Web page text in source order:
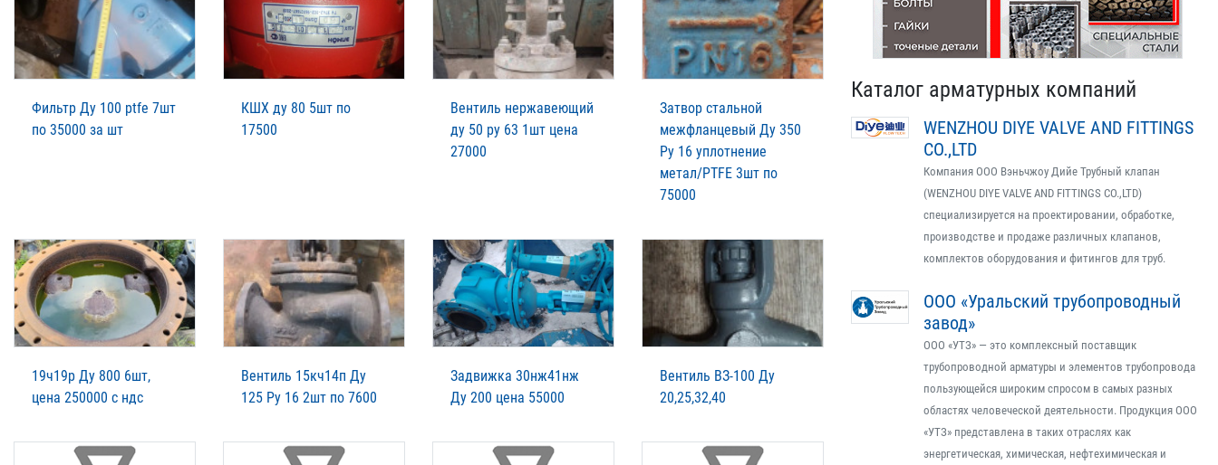
Фильтр Ду 100 ptfe 7шт
по 35000 за шт
КШХ ду 80 5шт по
17500
Вентиль нержавеющий
ду 50 ру 63 1шт цена
27000
Затвор стальной
межфланцевый Ду 350
Ру 16 уплотнение
метал/PTFE 3шт по
75000
19ч19р Ду 800 6шт,
цена 250000 с ндс
Вентиль 15кч14п Ду
125 Ру 16 2шт по 7600
Задвижка 30нж41нж
Ду 200 цена 55000
Вентиль ВЗ-100 Ду
20,25,32,40
Каталог арматурных компаний
WENZHOU DIYE VALVE AND FITTINGS
CO.,LTD
Компания ООО Вэньчжоу Дийе Трубный клапан
(WENZHOU DIYE VALVE AND FITTINGS CO.,LTD)
специализируется на проектировании, обработке,
производстве и продаже различных клапанов,
комплектов оборудования и фитингов для труб.
ООО «Уральский трубопроводный
завод»
ООО «УТЗ» — это комплексный поставщик
трубопроводной арматуры и элементов трубопровода
пользующейся широким спросом в самых разных
областях человеческой деятельности. Продукция ООО
«УТЗ» представлена в таких отраслях как
энергетическая, химическая, нефтехимическая и